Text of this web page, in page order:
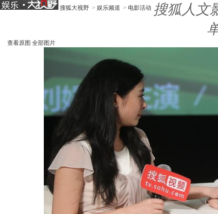
搜狐大视野 > 娱乐频道 > 电影活动 搜狐人文
查看原图 全部图片